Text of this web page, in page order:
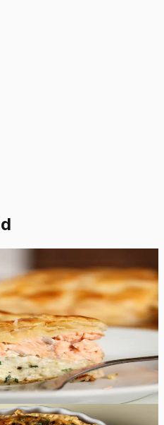
lõhepirukat, mida saate
konservis või suitsutatud